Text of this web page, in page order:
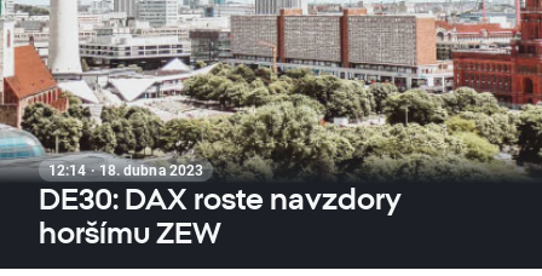
12:14 · 18. dubna 2023
DE30: DAX roste navzdory
horšímu ZEW